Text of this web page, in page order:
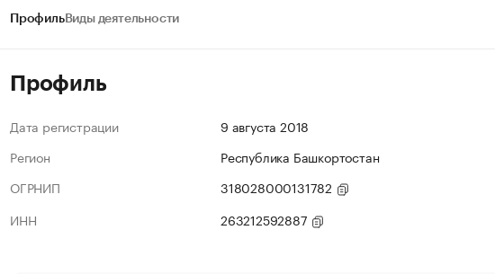
ПрофильВиды деятельности
Профиль
Дата регистрации
9 августа 2018
Регион
Республика Башкортостан
ОГРНИП
318028000131782
ИНН
263212592887